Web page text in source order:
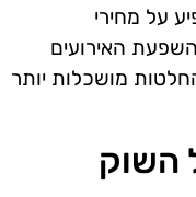
על מחירי
האירועים
מושכלות יותר
השוק